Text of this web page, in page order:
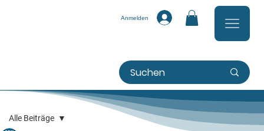
Anmelden
Alle Beiträge